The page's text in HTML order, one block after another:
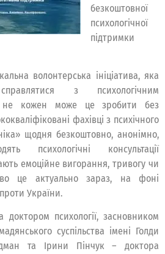
безкоштовної
психологічної
підтримки
волонтерська ініціатива, яка
з психологічним
не кожен може це зробити без
фахівці з психічного
щодня безкоштовно, анонімно,
психологічні консультації
емоційне вигорання, тривогу чи
це актуально зараз, на фоні
України.
доктором психології, засновником
суспільства імені Голди
та Ірини Пінчук – доктора